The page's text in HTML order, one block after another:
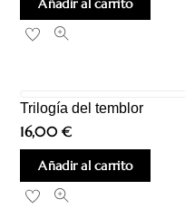
Añadir al carrito
Trilogía del temblor
16,00€
Añadir al carrito